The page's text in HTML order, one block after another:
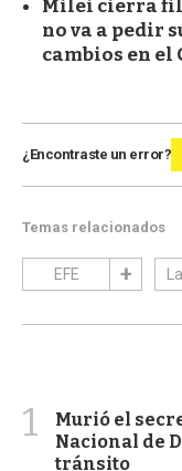
Milei cierra
no va a pedir
cambios en el
¿Encontraste un error?
Temas relacionados
EFE
1
Murió el
Nacional de
tránsito